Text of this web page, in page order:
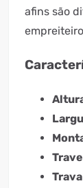
afins são